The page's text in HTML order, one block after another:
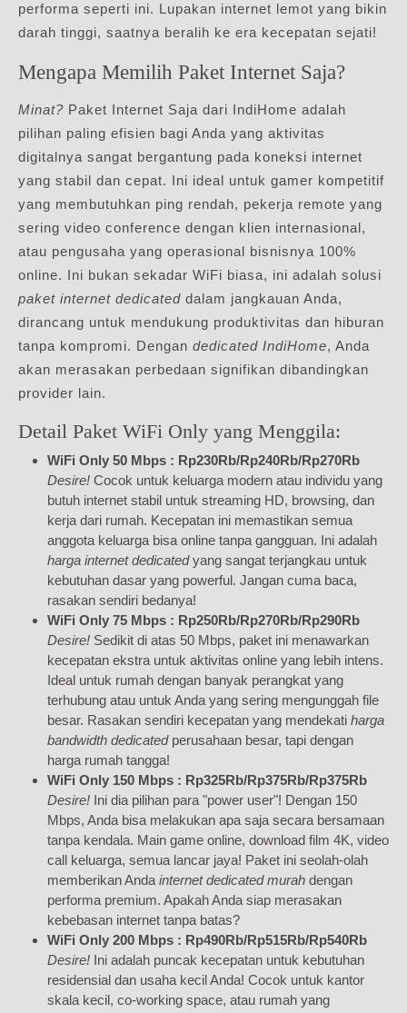
performa seperti ini. Lupakan internet lemot yang bikin
darah tinggi, saatnya beralih ke era kecepatan sejati!
Mengapa Memilih Paket Internet Saja?
Minat? Paket Internet Saja dari IndiHome adalah
pilihan paling efisien bagi Anda yang aktivitas
digitalnya sangat bergantung pada koneksi internet
yang stabil dan cepat. Ini ideal untuk gamer kompetitif
yang membutuhkan ping rendah, pekerja remote yang
sering video conference dengan klien internasional,
atau pengusaha yang operasional bisnisnya 100%
online. Ini bukan sekadar WiFi biasa, ini adalah solusi
paket internet dedicated dalam jangkauan Anda,
dirancang untuk mendukung produktivitas dan hiburan
tanpa kompromi. Dengan dedicated IndiHome, Anda
akan merasakan perbedaan signifikan dibandingkan
provider lain.
Detail Paket WiFi Only yang Menggila:
WiFi Only 50 Mbps : Rp230Rb/Rp240Rb/Rp270Rb
Desire! Cocok untuk keluarga modern atau individu yang
butuh internet stabil untuk streaming HD, browsing, dan
kerja dari rumah. Kecepatan ini memastikan semua
anggota keluarga bisa online tanpa gangguan. Ini adalah
harga internet dedicatedyang sangat terjangkau untuk
kebutuhan dasar yang powerful. Jangan cuma baca,
rasakan sendiri bedanya!
WiFi Only 75 Mbps : Rp250Rb/Rp270Rb/Rp290Rb
Desire! Sedikit di atas 50 Mbps, paket ini menawarkan
kecepatan ekstra untuk aktivitas online yang lebih intens.
Ideal untuk rumah dengan banyak perangkat yang
terhubung atau untuk Anda yang sering mengunggah file
besar. Rasakan sendiri kecepatan yang mendekati harga
bandwidth dedicatedperusahaan besar, tapi dengan
harga rumah tangga!
WiFi Only 150 Mbps : Rp325Rb/Rp375Rb/Rp375Rb
Desire! Ini dia pilihan para "power user"! Dengan 150
Mbps, Anda bisa melakukan apa saja secara bersamaan
tanpa kendala. Main game online, download film 4K, video
call keluarga, semua lancar jaya! Paket ini seolah-olah
memberikan Andainternet dedicated murah dengan
performa premium. Apakah Anda siap merasakan
kebebasan internet tanpa batas?
WiFi Only 200 Mbps : Rp490Rb/Rp515Rb/Rp540Rb
Desire! Ini adalah puncak kecepatan untuk kebutuhan
residensial dan usaha kecil Anda! Cocok untuk kantor
skala kecil, co-working space, atau rumah yang